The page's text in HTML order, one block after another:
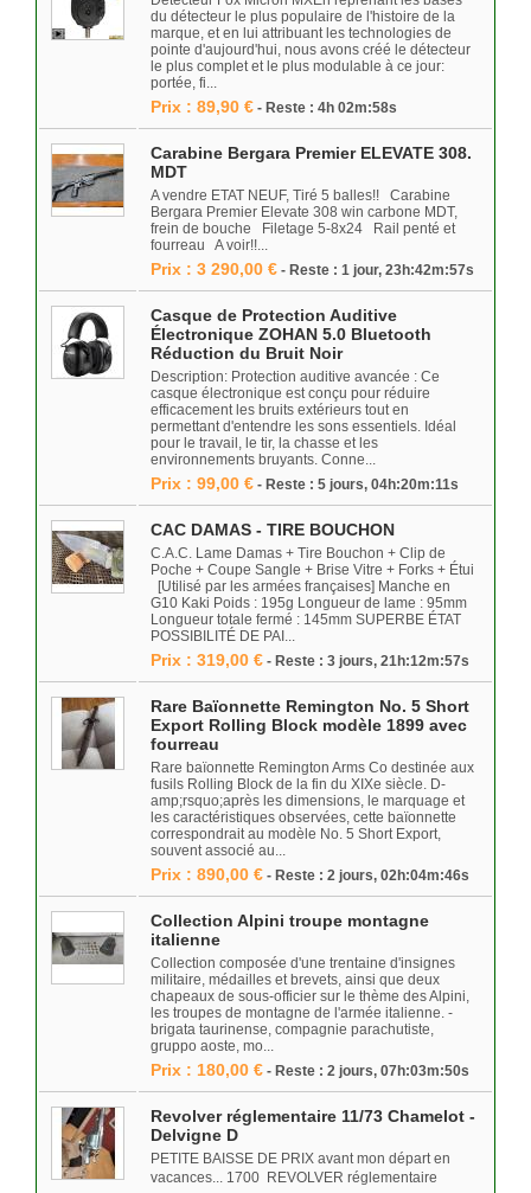
du détecteur le plus populaire de l'histoire de la
marque, et en lui attribuant les technologies de
pointe d'aujourd'hui, nous avons créé le détecteur
le plus complet et le plus modulable à ce jour:
portée, fi...
Prix : 89,90 € - Reste : 4h 02m:58s
Carabine Bergara Premier ELEVATE 308.
MDT
A vendre ETAT NEUF, Tiré 5 balles!! Carabine
Bergara Premier Elevate 308 win carbone MDT,
frein de bouche Filetage 5-8x24 Rail penté et
fourreau A voir!!...
Prix : 3 290,00 € - Reste : 1 jour, 23h:42m:57s
Casque de Protection Auditive
Électronique ZOHAN 5.0 Bluetooth
Réduction du Bruit Noir
Description: Protection auditive avancée : Ce
casque électronique est conçu pour réduire
efficacement les bruits extérieurs tout en
permettant d'entendre les sons essentiels. Idéal
pour le travail, le tir, la chasse et les
environnements bruyants. Conne...
Prix : 99,00 € - Reste : 5 jours, 04h:20m:11s
CAC DAMAS - TIRE BOUCHON
C.A.C. Lame Damas + Tire Bouchon + Clip de
Poche + Coupe Sangle + Brise Vitre + Forks + Étui
[Utilisé par les armées françaises] Manche en
G10 Kaki Poids : 195g Longueur de lame : 95mm
Longueur totale fermé : 145mm SUPERBE ÉTAT
POSSIBILITÉ DE PAI...
Prix : 319,00 € - Reste : 3 jours, 21h:12m:57s
Rare Baïonnette Remington No. 5 Short
Export Rolling Block modèle 1899 avec
fourreau
Rare baïonnette Remington Arms Co destinée aux
fusils Rolling Block de la fin du XIXe siècle. D-
amp;rsquo;après les dimensions, le marquage et
les caractéristiques observées, cette baïonnette
correspondrait au modèle No. 5 Short Export,
souvent associé au...
Prix : 890,00 € - Reste : 2 jours, 02h:04m:46s
Collection Alpini troupe montagne
italienne
Collection composée d'une trentaine d'insignes
militaire, médailles et brevets, ainsi que deux
chapeaux de sous-officier sur le thème des Alpini,
les troupes de montagne de l'armée italienne. -
brigata taurinense, compagnie parachutiste,
gruppo aoste, mo...
Prix : 180,00 € - Reste : 2 jours, 07h:03m:50s
Revolver réglementaire 11/73 Chamelot -
Delvigne D
PETITE BAISSE DE PRIX avant mon départ en
vacances... 1700  REVOLVER réglementaire